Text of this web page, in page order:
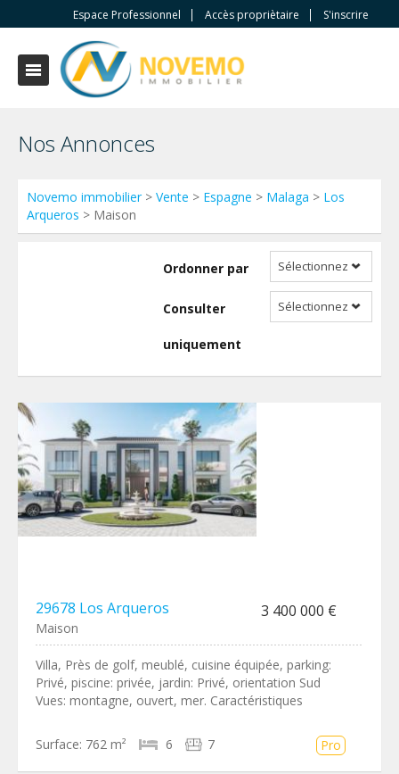
Espace Professionnel Accès propriètaire S'inscrire
Nos Annonces
Novemo immobilier> Vente > Espagne > Malaga > Los
Arqueros > Maison
Ordonner par Sélectionnez
Consulter
uniquement
Sélectionnez
29678 Los Arqueros 3 400 000 €
Maison
Villa, Près de golf, meublé, cuisine équipée, parking:
Privé, piscine: privée, jardin: Privé, orientation Sud
Vues: montagne, ouvert, mer. Caractéristiques
Surface: 762 m² 6 7 Pro